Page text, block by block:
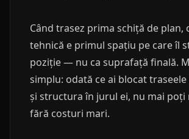
Când trasez prima schiță de plan,
tehnică e primul spațiu pe care îl
poziție — nu ca suprafață finală.
simplu: odată ce ai blocat
și structura în jurul ei, nu mai poți
fără costuri mari.